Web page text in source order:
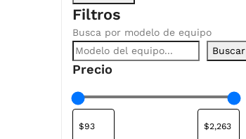
Filtros
Busca por modelo de equipo
Buscar
Precio